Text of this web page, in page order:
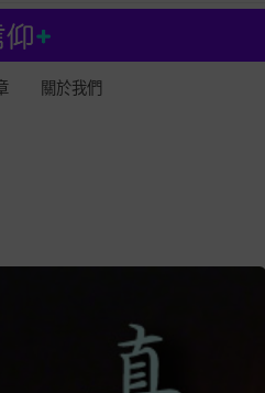
關於我們